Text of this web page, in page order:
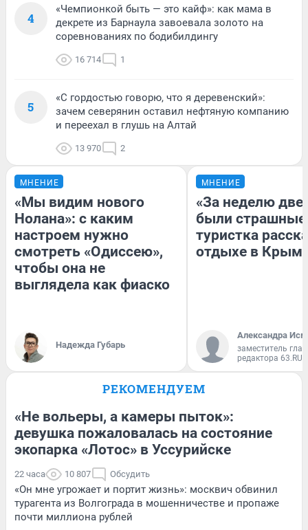
4
«Чемпионкой быть — это кайф»: как мама в
декрете из Барнаула завоевала золото на
соревнованиях по бодибилдингу
16 714 1
5
«С гордостью говорю, что я деревенский»:
зачем северянин оставил нефтяную компанию
и переехал в глушь на Алтай
13 970 2
МНЕНИЕ
«Мы видим нового
Нолана»: с каким
настроем нужно
смотреть «Одиссею»,
чтобы она не
выглядела как фиаско
Надежда Губарь
МНЕНИЕ
«За неделю две
были
туристка
отдыхе в
Александра
заместитель
редактора 63.RU
РЕКОМЕНДУЕМ
«Не вольеры, а камеры пыток»:
девушка пожаловалась на состояние
экопарка «Лотос» в Уссурийске
22 часа 10 807 Обсудить
«Он мне угрожает и портит жизнь»: москвич обвинил
турагента из Волгограда в мошенничестве и пропаже
почти миллиона рублей